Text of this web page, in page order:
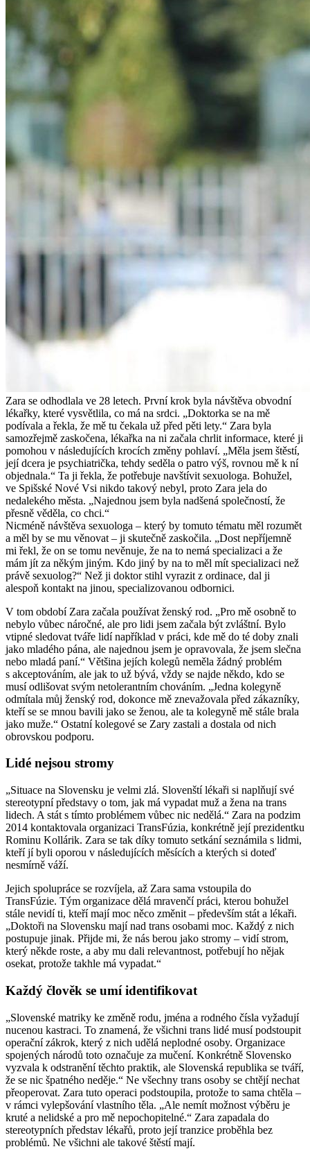
Zara se odhodlala ve 28 letech. První krok byla návštěva obvodní
lékařky, které vysvětlila, co má na srdci. „Doktorka se na mě
podívala a řekla, že mě tu čekala už před pěti lety.“ Zara byla
samozřejmě zaskočena, lékařka na ni začala chrlit informace, které ji
pomohou v následujících krocích změny pohlaví. „Měla jsem štěstí,
její dcera je psychiatrička, tehdy seděla o patro výš, rovnou mě k ní
objednala.“ Ta ji řekla, že potřebuje navštívit sexuologa. Bohužel,
ve Spišské Nové Vsi nikdo takový nebyl, proto Zara jela do
nedalekého města. „Najednou jsem byla nadšená společností, že
přesně věděla, co chci.“
Nicméně návštěva sexuologa – který by tomuto tématu měl rozumět
a měl by se mu věnovat – ji skutečně zaskočila. „Dost nepříjemně
mi řekl, že on se tomu nevěnuje, že na to nemá specializaci a že
mám jít za někým jiným. Kdo jiný by na to měl mít specializaci než
právě sexuolog?“ Než ji doktor stihl vyrazit z ordinace, dal ji
alespoň kontakt na jinou, specializovanou odbornici.
V tom období Zara začala používat ženský rod. „Pro mě osobně to
nebylo vůbec náročné, ale pro lidi jsem začala být zvláštní. Bylo
vtipné sledovat tváře lidí například v práci, kde mě do té doby znali
jako mladého pána, ale najednou jsem je opravovala, že jsem slečna
nebo mladá paní.“ Většina jejích kolegů neměla žádný problém
s akceptováním, ale jak to už bývá, vždy se najde někdo, kdo se
musí odlišovat svým netolerantním chováním. „Jedna kolegyně
odmítala můj ženský rod, dokonce mě znevažovala před zákazníky,
kteří se se mnou bavili jako se ženou, ale ta kolegyně mě stále brala
jako muže.“ Ostatní kolegové se Zary zastali a dostala od nich
obrovskou podporu.
Lidé nejsou stromy
„Situace na Slovensku je velmi zlá. Slovenští lékaři si naplňují své
stereotypní představy o tom, jak má vypadat muž a žena na trans
lidech. A stát s tímto problémem vůbec nic nedělá.“ Zara na podzim
2014 kontaktovala organizaci TransFúzia, konkrétně její prezidentku
Rominu Kollárik. Zara se tak díky tomuto setkání seznámila s lidmi,
kteří jí byli oporou v následujících měsících a kterých si doteď
nesmírně váží.
Jejich spolupráce se rozvíjela, až Zara sama vstoupila do
TransFúzie. Tým organizace dělá mravenčí práci, kterou bohužel
stále nevidí ti, kteří mají moc něco změnit – především stát a lékaři.
„Doktoři na Slovensku mají nad trans osobami moc. Každý z nich
postupuje jinak. Přijde mi, že nás berou jako stromy – vidí strom,
který někde roste, a aby mu dali relevantnost, potřebují ho nějak
osekat, protože takhle má vypadat.“
Každý člověk se umí identifikovat
„Slovenské matriky ke změně rodu, jména a rodného čísla vyžadují
nucenou kastraci. To znamená, že všichni trans lidé musí podstoupit
operační zákrok, který z nich udělá neplodné osoby. Organizace
spojených národů toto označuje za mučení. Konkrétně Slovensko
vyzvala k odstranění těchto praktik, ale Slovenská republika se tváří,
že se nic špatného neděje.“ Ne všechny trans osoby se chtějí nechat
přeoperovat. Zara tuto operaci podstoupila, protože to sama chtěla –
v rámci vylepšování vlastního těla. „Ale nemít možnost výběru je
kruté a nelidské a pro mě nepochopitelné.“ Zara zapadala do
stereotypních představ lékařů, proto její tranzice proběhla bez
problémů. Ne všichni ale takové štěstí mají.